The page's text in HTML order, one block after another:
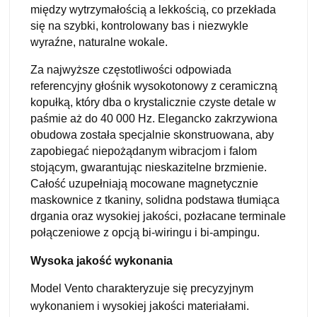
między wytrzymałością a lekkością, co przekłada
się na szybki, kontrolowany bas i niezwykle
wyraźne, naturalne wokale.
Za najwyższe częstotliwości odpowiada
referencyjny głośnik wysokotonowy z ceramiczną
kopułką, który dba o krystalicznie czyste detale w
paśmie aż do 40 000 Hz. Elegancko zakrzywiona
obudowa została specjalnie skonstruowana, aby
zapobiegać niepożądanym wibracjom i falom
stojącym, gwarantując nieskazitelne brzmienie.
Całość uzupełniają mocowane magnetycznie
maskownice z tkaniny, solidna podstawa tłumiąca
drgania oraz wysokiej jakości, pozłacane terminale
połączeniowe z opcją bi-wiringu i bi-ampingu.
Wysoka jakość wykonania
Model Vento charakteryzuje się precyzyjnym
wykonaniem i wysokiej jakości materiałami.